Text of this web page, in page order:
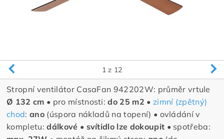
1 z 12
Stropní ventilátor CasaFan 942202W: průměr vrtule
Ø 132 cm • pro místnosti:do 25 m2 • zimní (zpětný)
chod:ano(úspora nákladů na topení) • ovládání v
kompletu:dálkové • svítidlo lze dokoupit • spotřeba: